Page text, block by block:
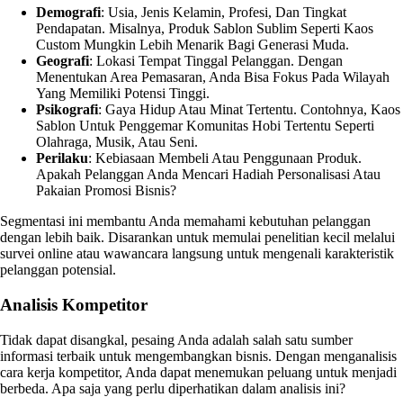
Demografi: Usia, Jenis Kelamin, Profesi, Dan Tingkat
Pendapatan. Misalnya, Produk Sablon Sublim Seperti Kaos
Custom Mungkin Lebih Menarik Bagi Generasi Muda.
Geografi: Lokasi Tempat Tinggal Pelanggan. Dengan
Menentukan Area Pemasaran, Anda Bisa Fokus Pada Wilayah
Yang Memiliki Potensi Tinggi.
Psikografi: Gaya Hidup Atau Minat Tertentu. Contohnya, Kaos
Sablon Untuk Penggemar Komunitas Hobi Tertentu Seperti
Olahraga, Musik, Atau Seni.
Perilaku: Kebiasaan Membeli Atau Penggunaan Produk.
Apakah Pelanggan Anda Mencari Hadiah Personalisasi Atau
Pakaian Promosi Bisnis?
Segmentasi ini membantu Anda memahami kebutuhan pelanggan
dengan lebih baik. Disarankan untuk memulai penelitian kecil melalui
survei online atau wawancara langsung untuk mengenali karakteristik
pelanggan potensial.
Analisis Kompetitor
Tidak dapat disangkal, pesaing Anda adalah salah satu sumber
informasi terbaik untuk mengembangkan bisnis. Dengan menganalisis
cara kerja kompetitor, Anda dapat menemukan peluang untuk menjadi
berbeda. Apa saja yang perlu diperhatikan dalam analisis ini?